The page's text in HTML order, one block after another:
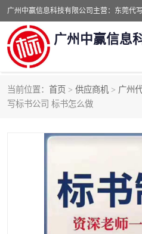
广州中赢信息
当前位置： 首页 > 供应商机 > 广州
写标书公司 标书怎么做
东莞代写标书公司
深圳代写标书公司